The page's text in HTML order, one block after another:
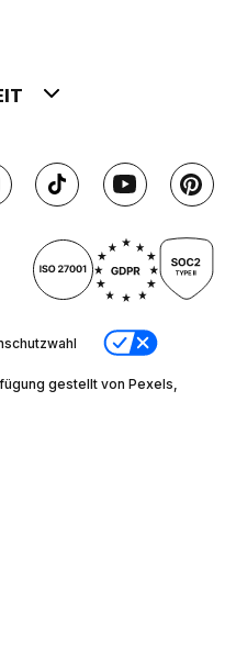
gestellt von Pexels,